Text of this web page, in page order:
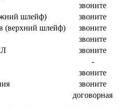
звоните
шлейф)
звоните
(верхний шлейф)
звоните
звоните
звоните
-
звоните
звоните
договорная